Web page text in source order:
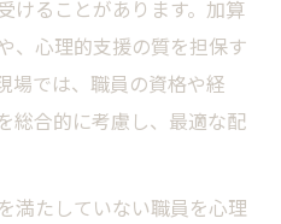
けることがあります。加算
、心理的支援の質を担保す
場では、職員の資格や経
総合的に考慮し、最適な配
満たしていない職員を心理